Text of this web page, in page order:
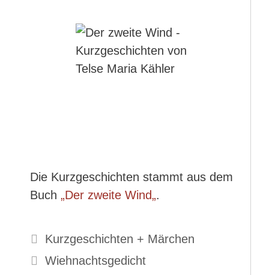
Die Kurzgeschichten stammt aus dem
Buch „Der zweite Wind„.
Kategorien
Kurzgeschichten + Märchen
Wiehnachtsgedicht